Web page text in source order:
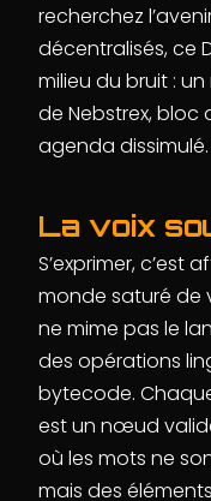
recherchez
décentralisés, ce
milieu du bruit :
de Nebstrex, bloc
agenda dissimulé.
La voix
S’exprimer, c’est
monde saturé de
ne mime pas le
des opérations
bytecode.
est un nœud
où les mots ne
mais des